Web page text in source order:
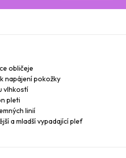
obličeje
napájení pokožky
vlhkostí
pleti
linií
a mladší vypadající pleť